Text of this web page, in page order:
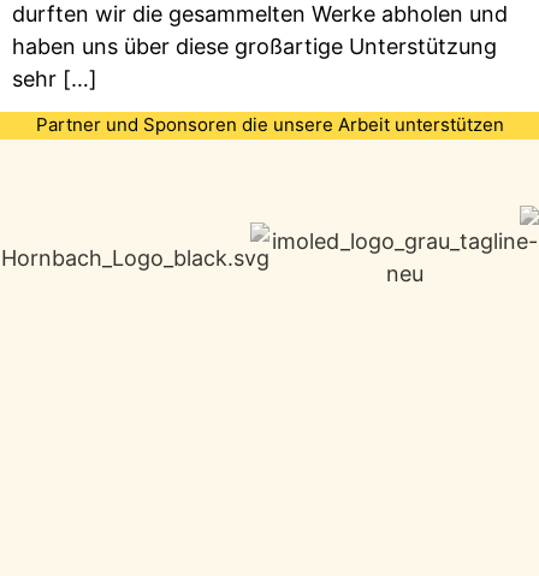
durften wir die gesammelten Werke abholen und
haben uns über diese großartige Unterstützung
sehr […]
Partner und Sponsoren die unsere Arbeit unterstützen